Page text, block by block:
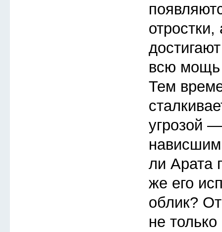
всю мощь
Тем
угрозой
ли Арата
же его
облик?
не